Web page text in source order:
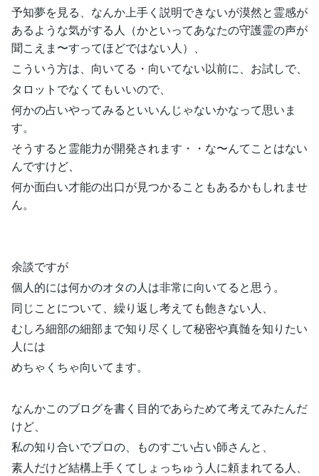
予知夢を見る、なんか上手く説明できないが漠然と霊感が
あるような気がする人（かといってあなたの守護霊の声が
聞こえま〜すってほどではない人）、
こういう方は、向いてる・向いてない以前に、お試しで、
タロットでなくてもいいので、
何かの占いやってみるといいんじゃないかなって思いま
す。
そうすると霊能力が開発されます・・な〜んてことはない
んですけど、
何か面白い才能の出口が見つかることもあるかもしれませ
ん。
余談ですが
個人的には何かのオタの人は非常に向いてると思う。
同じことについて、繰り返し考えても飽きない人、
むしろ細部の細部まで知り尽くして秘密や真髄を知りたい
人には
めちゃくちゃ向いてます。
なんかこのブログを書く目的であらためて考えてみたんだ
けど、
私の知り合いでプロの、ものすごい占い師さんと、
素人だけど結構上手くてしょっちゅう人に頼まれてる人、